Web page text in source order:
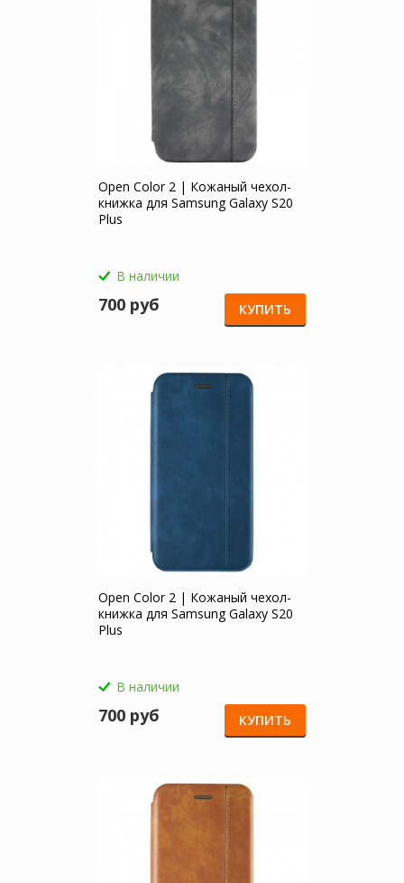
Open Color 2 | Кожаный чехол-
книжка для Samsung Galaxy S20
Plus
В наличии
700 руб КУПИТЬ
Open Color 2 | Кожаный чехол-
книжка для Samsung Galaxy S20
Plus
В наличии
700 руб КУПИТЬ